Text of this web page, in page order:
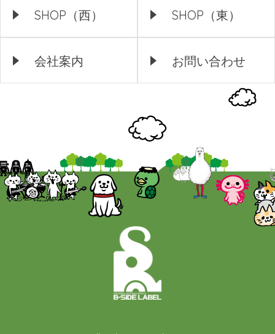
SHOP（西） SHOP（東）
会社案内 お問い合わせ